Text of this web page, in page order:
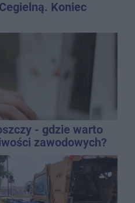
Koniec
- gdzie warto
zawodowych?